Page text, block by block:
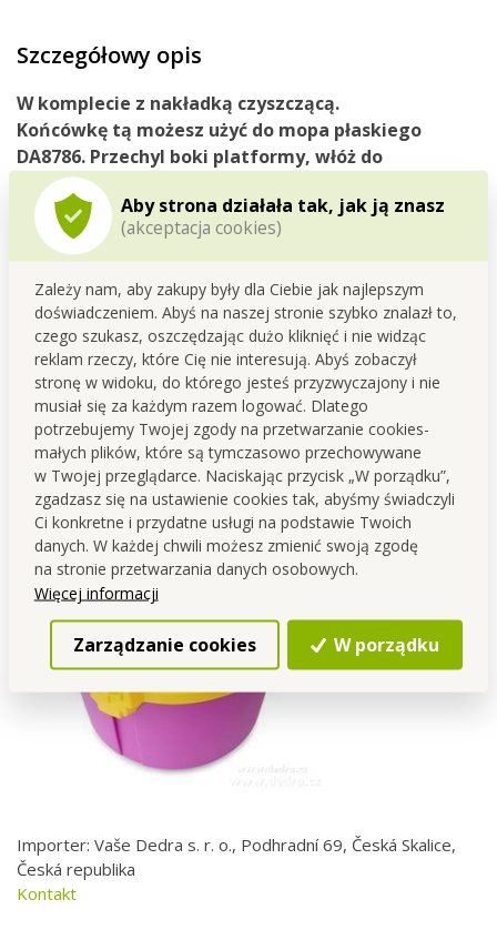
Aby strona działała tak, jak ją znasz
(akceptacja cookies)
Zależy nam, aby zakupy były dla Ciebie jak najlepszym
doświadczeniem. Abyś na naszej stronie szybko znalazł to,
czego szukasz, oszczędzając dużo kliknięć i nie widząc
reklam rzeczy, które Cię nie interesują. Abyś zobaczył
stronę w widoku, do którego jesteś przyzwyczajony i nie
musiał się za każdym razem logować. Dlatego
potrzebujemy Twojej zgody na przetwarzanie cookies-
małych plików, które są tymczasowo przechowywane
w Twojej przeglądarce. Naciskając przycisk „W porządku”,
zgadzasz się na ustawienie cookies tak, abyśmy świadczyli
Ci konkretne i przydatne usługi na podstawie Twoich
danych. W każdej chwili możesz zmienić swoją zgodę
na stronie przetwarzania danych osobowych.
Więcej informacji
Zarządzanie cookies W porządku
Szczegółowy opis
W komplecie z nakładką czyszczącą.
Końcówkę tą możesz użyć do mopa płaskiego
DA8786. Przechyl boki platformy, włóż do
wewnętrznego kosza mopa, wypierz i wykręć.
Platforma ta jest przeznaczona dla użytkowników,
którzy preferują większą powierzchnię ścierającą
podczas mycia podłóg.
Przechyl boki, włóż, wypierz, wykręć- gotowe.
Może być używany z wiadrem DA8786.
Wiaderko z mechanizmem wirującym nie jest częścią
produktu i należy kupić je osobno!
Importer: Vaše Dedra s. r. o., Podhradní 69, Česká Skalice,
Česká republika
Kontakt